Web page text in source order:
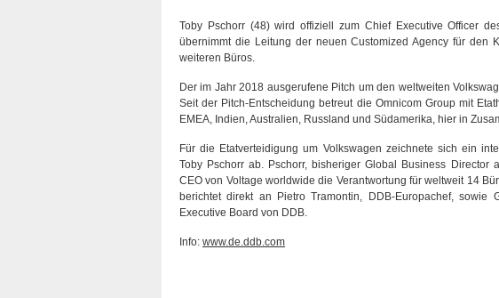
Toby Pschorr (48) wird offiziell zum Chief Executive Officer
übernimmt die Leitung der neuen Customized Agency für den
weiteren Büros.
Der im Jahr 2018 ausgerufene Pitch um den weltweiten
Seit der Pitch-Entscheidung betreut die Omnicom Group mit
EMEA, Indien, Australien, Russland und Südamerika, hier in
Für die Etatverteidigung um Volkswagen zeichnete sich ein
Toby Pschorr ab. Pschorr, bisheriger Global Business Director
CEO von Voltage worldwide die Verantwortung für weltweit 14
berichtet direkt an Pietro Tramontin, DDB-Europachef,
Executive Board von DDB.
Info: www.de.ddb.com